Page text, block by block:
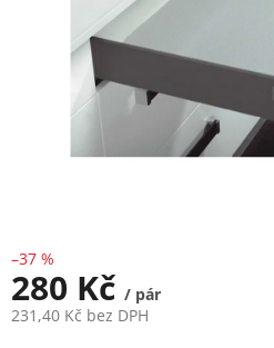
–37 %
280 Kč / pár
231,40 Kč bez DPH